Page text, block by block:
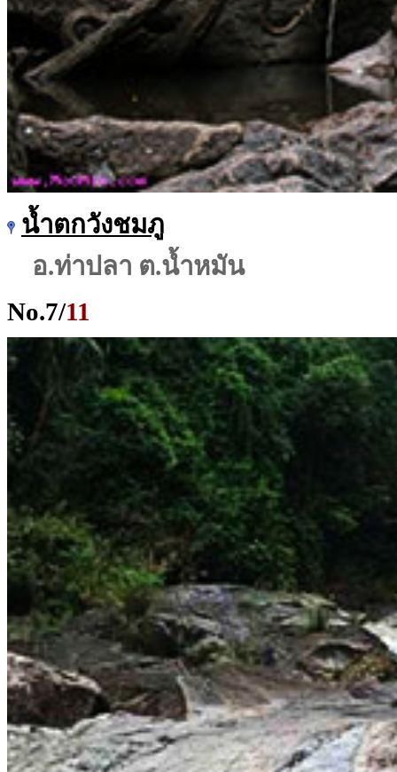
น้ำตกวังชมภู
อ.ท่าปลา ต.น้ำหมัน
No.7/11